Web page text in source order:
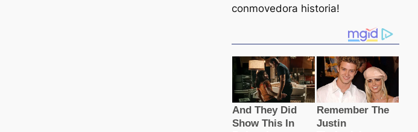
conmovedora historia!